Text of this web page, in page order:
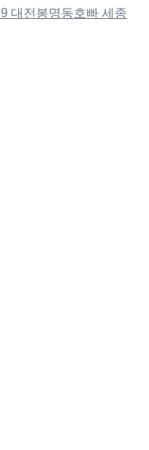
대전봉명동호빠 세종